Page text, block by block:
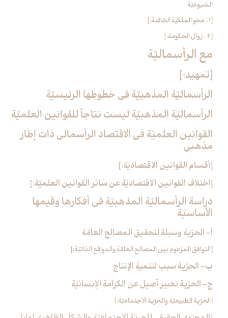
الشيوعيّة
[1- محو الملكيّة الخاصّة:]
[2- زوال الحكومة:]
مع الرأسماليّة
[تمهيد:]
الرأسماليّة المذهبيّة في خطوطها الرئيسيّة
الرأسماليّة المذهبيّة ليست نتاجاً للقوانين العلميّة
القوانين العلميّة في الاقتصاد الرأسمالي ذات إطار
مذهبي‏
[أقسام القوانين الاقتصاديّة:]
[اختلاف القوانين الاقتصاديّة عن سائر القوانين العلميّة:]
دراسة الرأسماليّة المذهبيّة في أفكارها وقيمها
الأساسيّة
أ- الحرّية وسيلة لتحقيق المصالح العامّة
[التوافق المزعوم بين المصالح العامّة والدوافع الذاتيّة:]
ب- الحرّية سبب لتنمية الإنتاج
ج- الحرّية تعبير أصيل عن الكرامة الإنسانيّة
[الحرّية الطبيعيّة والحرّية الاجتماعيّة:]